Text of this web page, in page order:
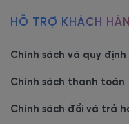
- Xưởng SX:
83/10
Thuận, Tp. Hồ Chí Minh
HỖ TRỢ KHÁCH
Chính sách và quy định
Chính sách thanh toán
Chính sách đổi và trả